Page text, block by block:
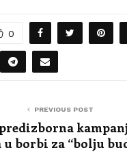
0
PREVIOUS POST
borbi za “bolju